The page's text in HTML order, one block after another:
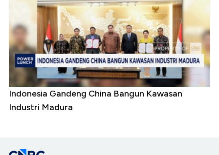
Indonesia Gandeng China Bangun Kawasan
Industri Madura